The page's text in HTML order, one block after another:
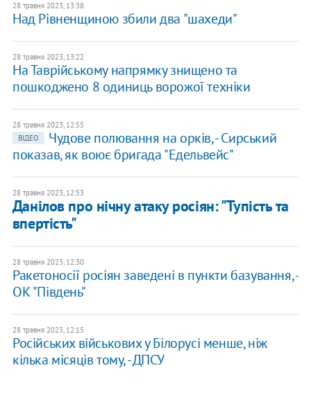
28 травня 2023, 13:38
Над Рівненщиною збили два "шахеди"
28 травня 2023, 13:22
На Таврійському напрямку знищено та
пошкоджено 8 одиниць ворожої техніки
28 травня 2023, 12:55
ВІДЕО
Чудове полювання на орків, - Сирський
показав, як воює бригада "Едельвейс"
28 травня 2023, 12:53
Данілов про нічну атаку росіян: "Тупість та
впертість"
28 травня 2023, 12:30
Ракетоносії росіян заведені в пункти базування, -
ОК "Південь"
28 травня 2023, 12:15
Російських військових у Білорусі менше, ніж
кілька місяців тому, - ДПСУ